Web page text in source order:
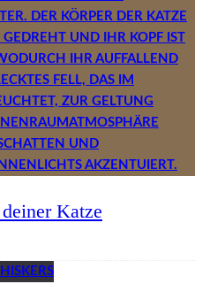
Katze